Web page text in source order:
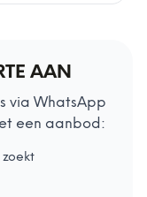
AAN
via WhatsApp
een aanbod: